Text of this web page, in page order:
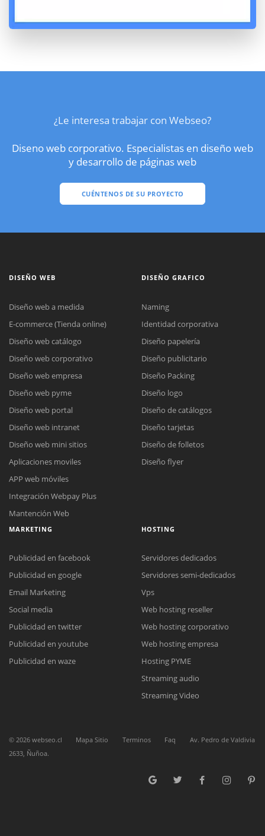
¿Le interesa trabajar con Webseo?
Diseno web corporativo. Especialistas en diseño web
y desarrollo de páginas web
CUÉNTENOS DE SU PROYECTO
Reunión online
Nuestros ejecutivos le enviarán un correo electrónico con el enlace a
Meet para la reunión online.
Cotización
Complete el formulario y nos contactaremos a la brevedad.
Chat Online
para enviarnos un correo electrónico con sus datos personales.
DISEÑO WEB
Diseño web a medida
E-commerce (Tienda online)
Diseño web catálogo
Diseño web corporativo
Diseño web empresa
Diseño web pyme
Diseño web portal
Diseño web intranet
Diseño web mini sitios
Aplicaciones moviles
APP web móviles
Integración Webpay Plus
Mantención Web
DISEÑO GRAFICO
Naming
Identidad corporativa
Diseño papelería
Diseño publicitario
Diseño Packing
Diseño logo
Diseño de catálogos
Diseño tarjetas
Diseño de folletos
Diseño flyer
MARKETING
Publicidad en facebook
Publicidad en google
Email Marketing
Social media
Publicidad en twitter
Publicidad en youtube
Publicidad en waze
HOSTING
Servidores dedicados
Servidores semi-dedicados
Vps
Web hosting reseller
Web hosting corporativo
Web hosting empresa
Hosting PYME
Streaming audio
Streaming Video
© 2026 webseo.cl Mapa Sitio Terminos Faq
Av. Pedro de Valdivia
2633, Ñuñoa.